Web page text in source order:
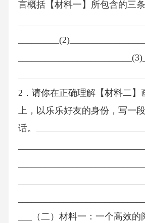
言概括【材料一】所包含的三条
2．请你在正确理解【材料二】
上，以乐乐好友的身份，写一
话。
___（二）材料一：一个高效